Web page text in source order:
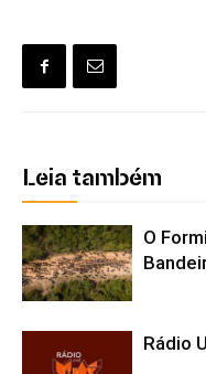
Leia também
O
Rádio